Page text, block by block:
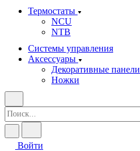
Термостаты
NCU
NTB
Системы управления
Аксессуары
Декоративные панели
Ножки
Войти